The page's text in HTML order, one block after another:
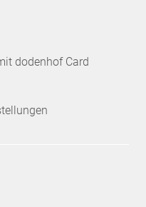
dodenhof Card